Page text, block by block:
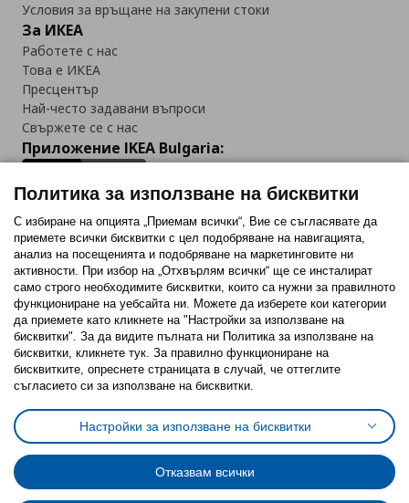
Условия за връщане на закупени стоки
За ИКЕА
Работете с нас
Това е ИКЕА
Пресцентър
Най-често задавани въпроси
Свържете се с нас
Приложение IKEA Bulgaria:
Последвайте ни:
FacebookTwitterYoutubePinterestInstagram
Политика за използване на бисквитки (Cookies)
Избор на настройки за използване на бисквитки
Условия за ползване на ikea.bgОбща политика за личните данни
Политика за защита на личните данни на ikea.bg
Общи условия на програма IKEA Family
Политика за защита на лични данни на програма IKEA Family
Политика за използване на бисквитки
С избиране на опцията „Приемам всички“, Вие се съгласявате да
приемете всички бисквитки с цел подобряване на навигацията,
анализ на посещенията и подобряване на маркетинговите ни
активности. При избор на „Отхвърлям всички“ ще се инсталират
само строго необходимитe бисквитки, които са нужни за правилното
функциониране на уебсайта ни. Можете да изберете кои категории
да приемете като кликнете на "Настройки за използване на
бисквитки". За да видите пълната ни Политика за използване на
бисквитки, кликнете тук. За правилно функциониране на
бисквитките, опреснете страницата в случай, че оттеглите
съгласието си за използване на бисквитки.
Настройки за използване на бисквитки
Отказвам всички